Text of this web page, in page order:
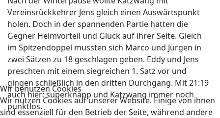
Vereinsrückkehrer Jens gleich einen Auswärtspunkt
holen. Doch in der spannenden Partie hatten die
Gegner Heimvorteil und Glück auf ihrer Seite. Gleich
im Spitzendoppel mussten sich Marco und Jürgen in
zwei Sätzen zu 18 geschlagen geben. Eddy und Jens
preschten mit einem siegreichen 1. Satz vor und
gingen schließlich in den dritten Durchgang. Mit 21:19
auch hier: superknapp und Katzwang immer noch
punktlos.
Wir benutzen Cookies
Wir nutzen Cookies auf unserer Website. Einige von ihnen
sind essenziell für den Betrieb der Seite, während andere